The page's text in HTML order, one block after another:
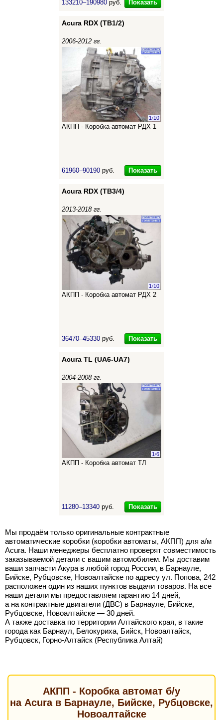
133210–190980 руб. Показать
Acura RDX (TB1/2)
2006-2012 гг.
1/10
АКПП - Коробка автомат РДХ 1
61960–90190 руб. Показать
Acura RDX (TB3/4)
2013-2018 гг.
1/10
АКПП - Коробка автомат РДХ 2
36470–45330 руб. Показать
Acura TL (UA6-UA7)
2004-2008 гг.
1/6
АКПП - Коробка автомат ТЛ
11280–13340 руб. Показать
Мы продаём только оригинальные контрактные
автоматические коробки (коробки автоматы, АКПП) для а/м
Acura. Наши менеджеры бесплатно проверят совместимость
заказываемой детали с вашим автомобилем. Мы доставим
ваши запчасти Акура в любой город России, в Барнауле,
Бийске, Рубцовске, Новоалтайске по адресу ул. Попова, 242
расположен один из наших пунктов выдачи товаров. На все
наши детали мы предоставляем гарантию 14 дней,
а на контрактные двигатели (ДВС) в Барнауле, Бийске,
Рубцовске, Новоалтайске — 30 дней.
А также доставка по территории Алтайского края, в такие
города как Барнаул, Белокуриха, Бийск, Новоалтайск,
Рубцовск, Горно-Алтайск (Республика Алтай)
АКПП - Коробка автомат б/у
на Acura в Барнауле, Бийске, Рубцовске,
Новоалтайске